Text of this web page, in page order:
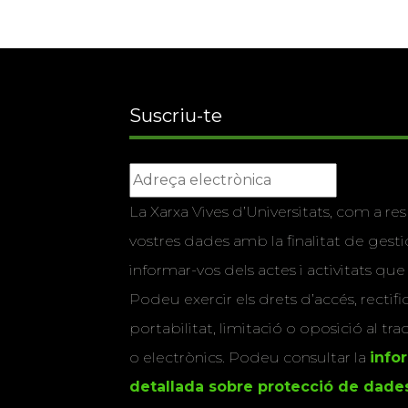
Suscriu-te
La Xarxa Vives d’Universitats, com a
vostres dades amb la finalitat de
informar-vos dels actes i activitats que
Podeu exercir els drets d’accés,
portabilitat, limitació o oposició al
o electrònics. Podeu consultar la
detallada sobre protecció de